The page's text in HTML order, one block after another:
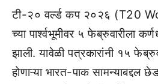
टी-२० वर्ल्ड कप २०२६ (T20
च्या पार्श्वभूमीवर ५ फेब्रुवारीला
झाली. यावेळी पत्रकारांनी १५
होणाऱ्या भारत-पाक सामन्याबद्दल